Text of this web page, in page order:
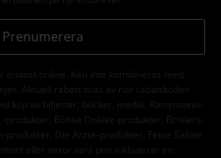
Prenumerera
endast online. Kan inte kombineras med
Aktuell rabatt dras av när rabattkoden
köp av biljetter, böcker, media, Rammstein-
Böhse Onklez-produkter, Broilers-
produkter, Die Ärzte-produkter, Feine Sahne
eller varor vars pris inkluderar en